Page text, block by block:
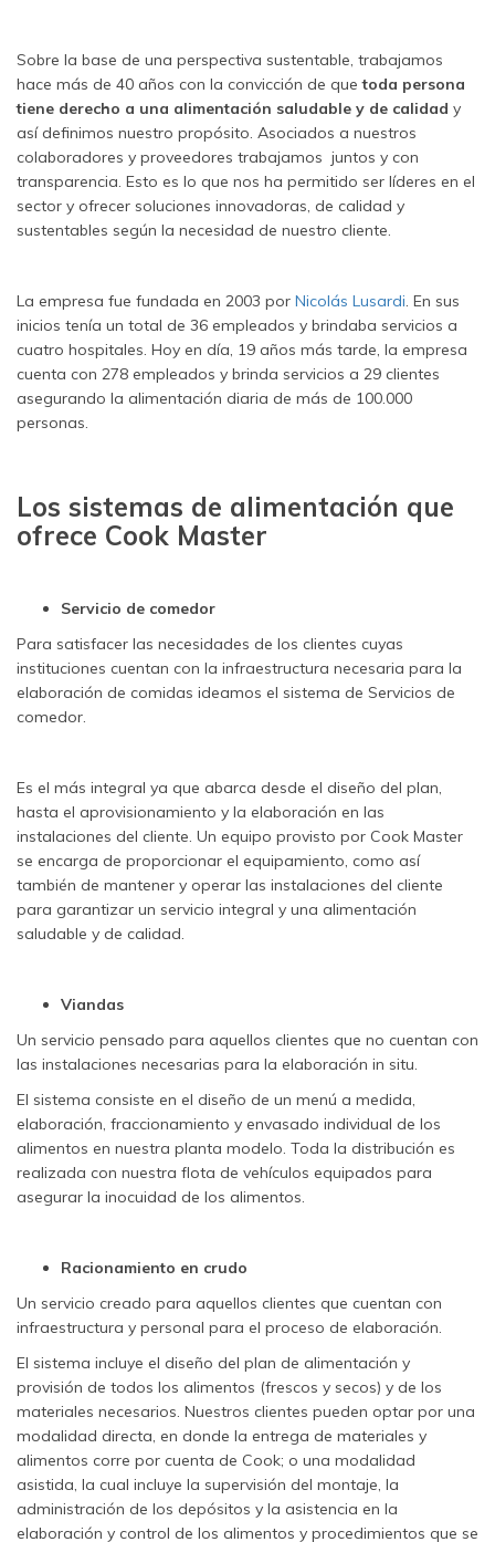
Sobre la base de una perspectiva sustentable, trabajamos
hace más de 40 años con la convicción de que toda persona
tiene derecho a una alimentación saludable y de calidad y
así definimos nuestro propósito. Asociados a nuestros
colaboradores y proveedores trabajamos juntos y con
transparencia. Esto es lo que nos ha permitido ser líderes en el
sector y ofrecer soluciones innovadoras, de calidad y
sustentables según la necesidad de nuestro cliente.
La empresa fue fundada en 2003 por Nicolás Lusardi . En sus
inicios tenía un total de 36 empleados y brindaba servicios a
cuatro hospitales. Hoy en día, 19 años más tarde, la empresa
cuenta con 278 empleados y brinda servicios a 29 clientes
asegurando la alimentación diaria de más de 100.000
personas.
Los sistemas de alimentación que
ofrece Cook Master
Servicio de comedor
Para satisfacer las necesidades de los clientes cuyas
instituciones cuentan con la infraestructura necesaria para la
elaboración de comidas ideamos el sistema de Servicios de
comedor.
Es el más integral ya que abarca desde el diseño del plan,
hasta el aprovisionamiento y la elaboración en las
instalaciones del cliente. Un equipo provisto por Cook Master
se encarga de proporcionar el equipamiento, como así
también de mantener y operar las instalaciones del cliente
para garantizar un servicio integral y una alimentación
saludable y de calidad.
Viandas
Un servicio pensado para aquellos clientes que no cuentan con
las instalaciones necesarias para la elaboración in situ.
El sistema consiste en el diseño de un menú a medida,
elaboración, fraccionamiento y envasado individual de los
alimentos en nuestra planta modelo. Toda la distribución es
realizada con nuestra flota de vehículos equipados para
asegurar la inocuidad de los alimentos.
Racionamiento en crudo
Un servicio creado para aquellos clientes que cuentan con
infraestructura y personal para el proceso de elaboración.
El sistema incluye el diseño del plan de alimentación y
provisión de todos los alimentos (frescos y secos) y de los
materiales necesarios. Nuestros clientes pueden optar por una
modalidad directa, en donde la entrega de materiales y
alimentos corre por cuenta de Cook; o una modalidad
asistida, la cual incluye la supervisión del montaje, la
administración de los depósitos y la asistencia en la
elaboración y control de los alimentos y procedimientos que se